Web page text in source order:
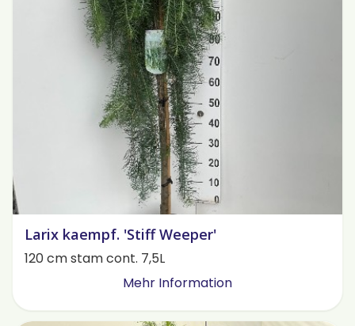
Larix kaempf. 'Stiff Weeper'
120 cm stam cont. 7,5L
Mehr Information